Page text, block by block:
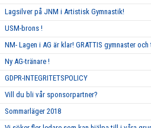
Lagsilver på JNM i Artistisk Gymnastik!
USM-brons !
NM- Lagen i AG är klar! GRATTIS gymnaster och
Ny AG-tränare !
GDPR-INTEGRITETSPOLICY
Vill du bli vår sponsorpartner?
Sommarläger 2018